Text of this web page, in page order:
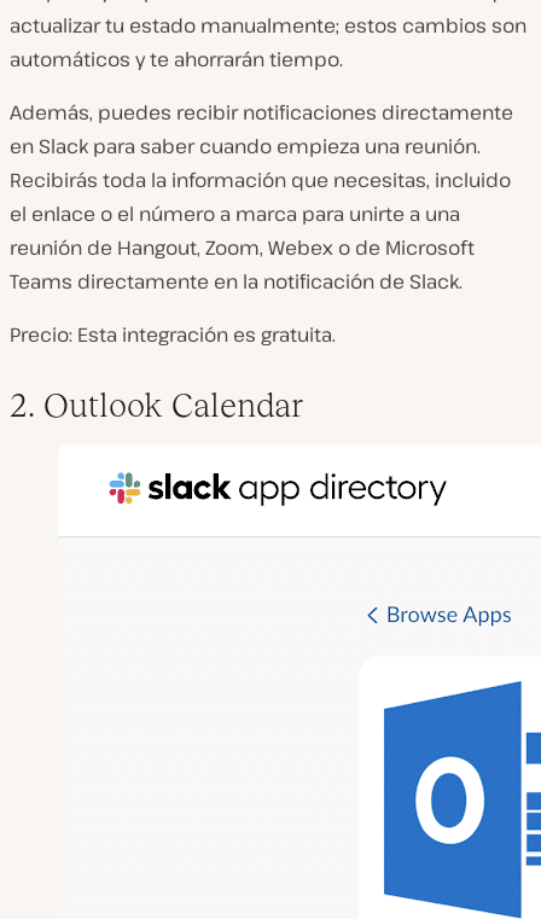
actualizar tu estado manualmente; estos cambios son
automáticos y te ahorrarán tiempo.
Además, puedes recibir notificaciones directamente
en Slack para saber cuando empieza una reunión.
Recibirás toda la información que necesitas, incluido
el enlace o el número a marca para unirte a una
reunión de Hangout, Zoom, Webex o de Microsoft
Teams directamente en la notificación de Slack.
Precio: Esta integración es gratuita.
2. Outlook Calendar